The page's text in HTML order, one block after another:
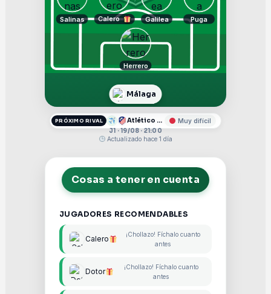
Herrero
Salinas Calero Galilea Puga
Málaga
PRÓXIMO RIVAL Atlético de Madrid
Muy difícil
J1 · 19/08 · 21:00
Actualizado hace 1 día
Cosas a tener en cuenta
JUGADORES RECOMENDABLES
Calero
¡Chollazo! Fíchalo cuanto
antes
Dotor
¡Chollazo! Fíchalo cuanto
antes